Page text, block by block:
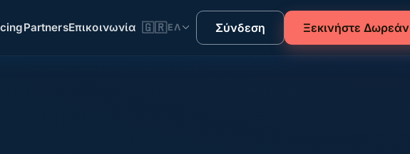
PartnersΕπικοινωνία 🇬🇷ΕΛ Σύνδεση Ξεκινήστε Δωρεάν